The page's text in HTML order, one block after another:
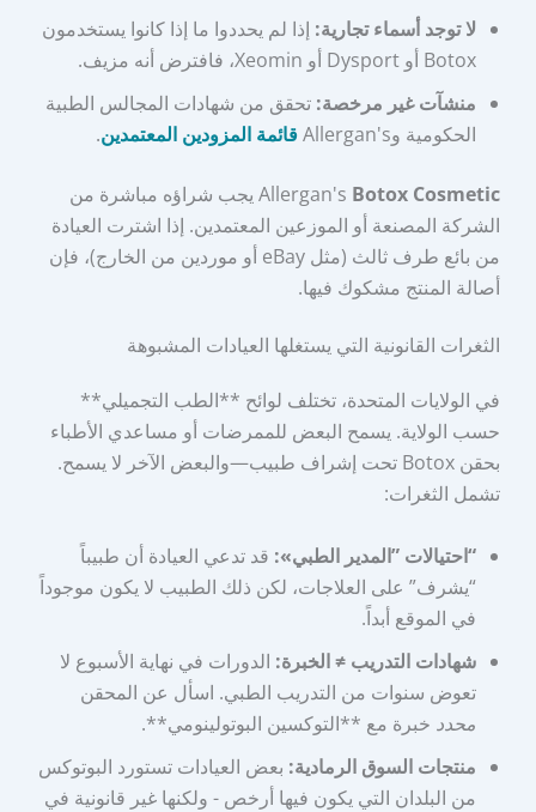
لا توجد أسماء تجارية: إذا لم يحددوا ما إذا كانوا يستخدمون
Botox أو Dysport أو Xeomin، فافترض أنه مزيف.
منشآت غير مرخصة: تحقق من شهادات المجالس الطبية
الحكومية وAllergan's
قائمة المزودين المعتمدين.
Allergan's Botox Cosmetic
يجب شراؤه مباشرة من
الشركة المصنعة أو الموزعين المعتمدين. إذا اشترت العيادة
من بائع طرف ثالث (مثل eBay أو موردين من الخارج)، فإن
أصالة المنتج مشكوك فيها.
الثغرات القانونية التي يستغلها العيادات المشبوهة
في الولايات المتحدة، تختلف لوائح **الطب التجميلي**
حسب الولاية. يسمح البعض للممرضات أو مساعدي الأطباء
بحقن Botox تحت إشراف طبيب—والبعض الآخر لا يسمح.
تشمل الثغرات:
“احتيالات ”المدير الطبي»: قد تدعي العيادة أن طبيباً
“يشرف” على العلاجات، لكن ذلك الطبيب لا يكون موجوداً
في الموقع أبداً.
شهادات التدريب ≠ الخبرة: الدورات في نهاية الأسبوع لا
تعوض سنوات من التدريب الطبي. اسأل عن المحقن
محدد خبرة مع **التوكسين البوتولينومي**.
منتجات السوق الرمادية: بعض العيادات تستورد البوتوكس
من البلدان التي يكون فيها أرخص - ولكنها غير قانونية في